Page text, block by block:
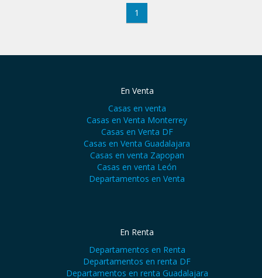
1
En Venta
Casas en venta
Casas en Venta Monterrey
Casas en Venta DF
Casas en Venta Guadalajara
Casas en venta Zapopan
Casas en venta León
Departamentos en Venta
En Renta
Departamentos en Renta
Departamentos en renta DF
Departamentos en renta Guadalajara